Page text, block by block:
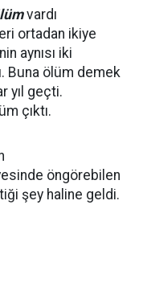
vardı
ortadan ikiye
aynısı iki
Buna ölüm demek
yıl geçti.
çıktı.
öngörebilen
şey haline geldi.